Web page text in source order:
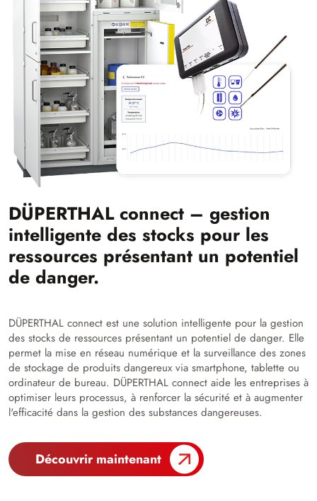
DÜPERTHAL connect – gestion
intelligente des stocks pour les
ressources présentant un potentiel
de danger.
DÜPERTHAL connect est une solution intelligente pour la gestion
des stocks de ressources présentant un potentiel de danger. Elle
permet la mise en réseau numérique et la surveillance des zones
de stockage de produits dangereux via smartphone, tablette ou
ordinateur de bureau. DÜPERTHAL connect aide les entreprises à
optimiser leurs processus, à renforcer la sécurité et à augmenter
l'efficacité dans la gestion des substances dangereuses.
Découvrir maintenant